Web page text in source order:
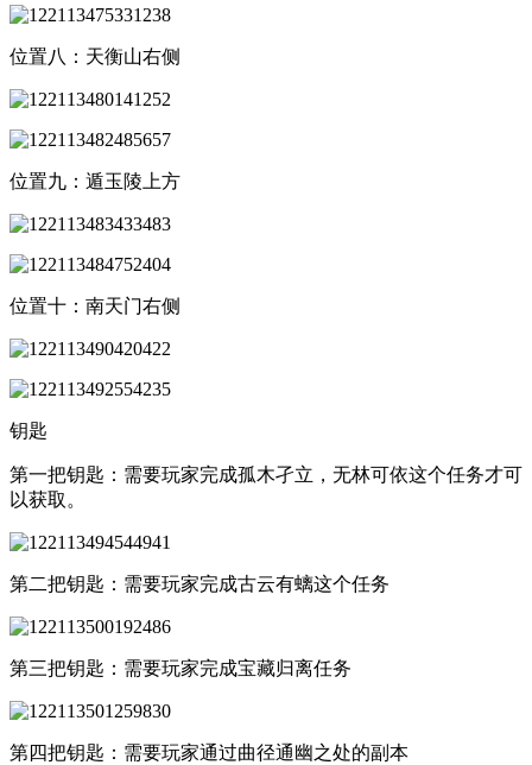
位置八：天衡山右侧
位置九：遁玉陵上方
位置十：南天门右侧
钥匙
第一把钥匙：需要玩家完成孤木孑立，无林可依这个任务才可
以获取。
第二把钥匙：需要玩家完成古云有螭这个任务
第三把钥匙：需要玩家完成宝藏归离任务
第四把钥匙：需要玩家通过曲径通幽之处的副本